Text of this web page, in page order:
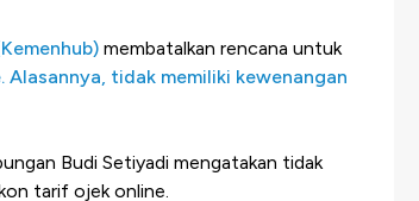
membatalkan rencana untuk
tidak memiliki kewenangan
Budi Setiyadi mengatakan tidak
tarif ojek online.